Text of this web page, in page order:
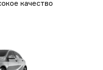
качество